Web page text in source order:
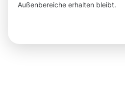
Außenbereiche erhalten bleibt.